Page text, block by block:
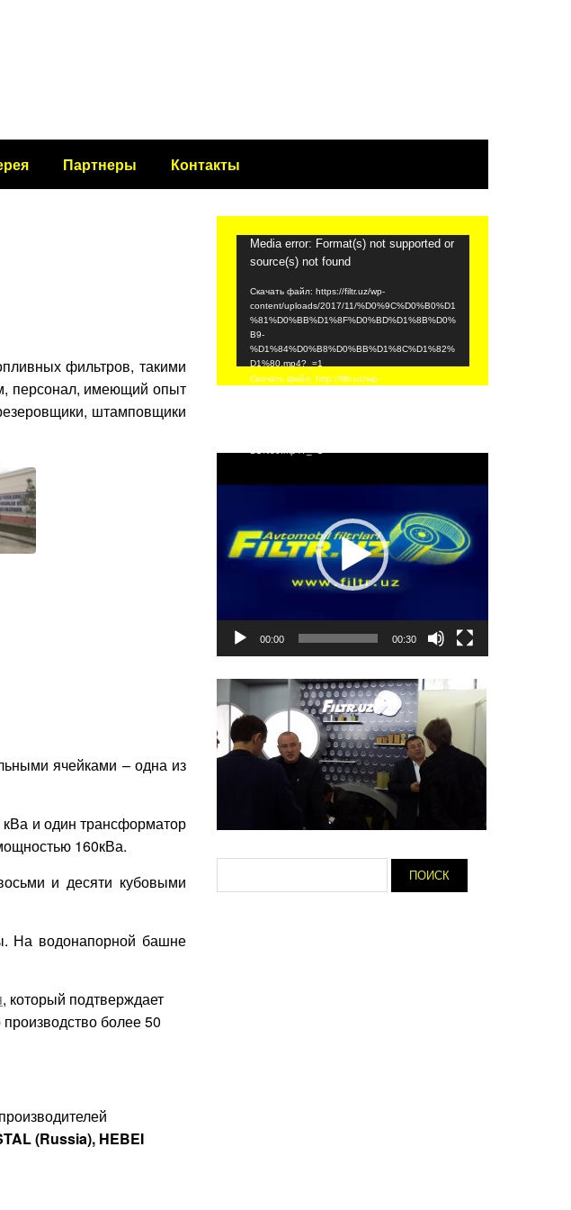
Партнеры Контакты
фильтров, такими
персонал, имеющий опыт
штамповщики
ячейками – одна из
и один трансформатор
160кВа.
и десяти кубовыми
На водонапорной башне
, который подтверждает
более 50
(Russia), HEBEI
Видеоплеер
Media error: Format(s) not supported or
source(s) not found
Скачать файл: https://filtr.uz/wp-
content/uploads/2017/11/%D0%9C%D0%B0%D1
%81%D0%BB%D1%8F%D0%BD%D1%8B%D0%
B9-
%D1%84%D0%B8%D0%BB%D1%8C%D1%82%
D1%80.mp4?_=1
Скачать файл: http://filtr.uz/wp-
00:00 00:30